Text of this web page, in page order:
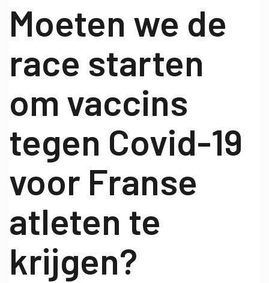
Moeten we de
race starten
om vaccins
tegen Covid-19
voor Franse
atleten te
krijgen?